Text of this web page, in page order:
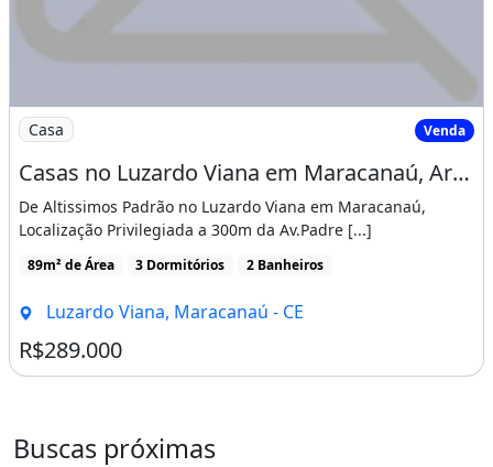
Imagem: Casas no Luzardo Viana em Maracanaú,
Casa Venda
Casas no Luzardo Viana em Maracanaú, Arquitetura Moderna, 100 Porcelanato Acabamento
De Altissimos Padrão no Luzardo Viana em Maracanaú,
Localização Privilegiada a 300m da Av.Padre [...]
89m² de Área 3 Dormitórios 2 Banheiros
Luzardo Viana, Maracanaú - CE
R$289.000
Buscas próximas